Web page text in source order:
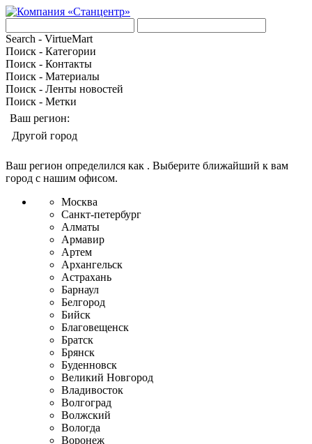
Search - VirtueMart
Поиск - Категории
Поиск - Контакты
Поиск - Материалы
Поиск - Ленты новостей
Поиск - Метки
Ваш регион:
Другой город
Ваш регион определился как . Выберите ближайший к вам
город с нашим офисом.
Москва
Санкт-петербург
Алматы
Армавир
Артем
Архангельск
Астрахань
Барнаул
Белгород
Бийск
Благовещенск
Братск
Брянск
Буденновск
Великий Новгород
Владивосток
Волгоград
Волжский
Вологда
Воронеж